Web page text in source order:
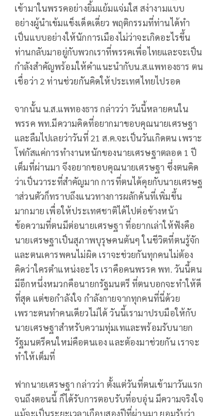
เข้ามาในพรรคอย่างยิ้มแย้มแจ่มใส สง่างามแบบ
อย่างผู้นำเข้มแข็งเด็ดเดี่ยว พฤติกรรมที่ท่านได้ทำ
เป็นแบบอย่างให้นักการเมืองไม่ว่าจะเกิดอะไรขึ้น
ท่านกลับมาอยู่กับพวกเราที่พรรคเพื่อไทยและจะเป็น
กำลังสำคัญพร้อมให้คำแนะนำกับน.ส.แพทองธาร ตน
เชื่อว่า 2 ท่านช่วยกันคิดให้ประเทศไทยไปรอด
จากนั้น น.ส.แพทองธาร กล่าวว่า วันนี้หลายคนใน
พรรค พท.มีความคิดที่อยากมาขอบคุณนายเศรษฐา
และลืมไปเลยว่าวันที่ 21 ส.ค.จะเป็นวันเกิดตน เพราะ
โฟกัสแค่การทำงานหนักของนายเศรษฐาตลอด 1 ปี
เต็มที่ผ่านมา จึงอยากขอบคุณนายเศรษฐา ซึ่งตนคิด
ว่าเป็นวาระที่สำคัญมาก การที่ตนได้คุยกับนายเศรษฐ
าส่วนตัวก็ทราบถึงแนวทางการผลักดันที่เพิ่มขึ้น
มากมาย เพื่อให้ประเทศชาติได้ไปต่อข้างหน้า
ข้อความที่ตนมีต่อนายเศรษฐา ที่อยากเล่าให้ฟังคือ
นายเศรษฐาเป็นสุภาพบุรุษคนต้นๆ ในชีวิตที่ตนรู้จัก
และตนเคารพคนไม่ผิด เราจะช่วยกันทุกคนไม่ต้อง
คิดว่าใครตำแหน่งอะไร เราคือคนพรรค พท. วันนี้ตน
มีอีกหนึ่งหมวกคือนายกรัฐมนตรี ที่ตนบอกจะทำให้ดี
ที่สุด แต่ขอกำลังใจ กำลังกายจากทุกคนที่นี่ด้วย
เพราะตนทำคนเดียวไม่ได้ วันนี้เรามาปรบมือให้กับ
นายเศรษฐาสำหรับความทุ่มเทและพร้อมรับนายก
รัฐมนตรีคนใหม่คือตนเอง และต้องมาช่วยกัน เราจะ
ทำให้เต็มที่
ฟากนายเศรษฐา กล่าวว่า ตั้งแต่วันที่ตนเข้ามาวันแรก
จนถึงตอนนี้ ก็ได้รับการตอบรับที่อบอุ่น มีความจริงใจ
แม้จะเป็นระยะเวลาเกือบสองปีที่ผ่านมา ยอมรับว่า